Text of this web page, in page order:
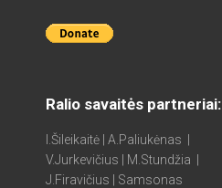
Ralio savaitės partneriai:
I.Šileikaitė | A.Paliukėnas |
V.Jurkevičius | M.Stundžia |
J.Firavičius | Samsonas